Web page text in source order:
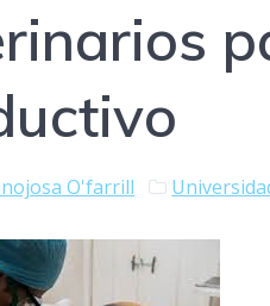
O'farrill